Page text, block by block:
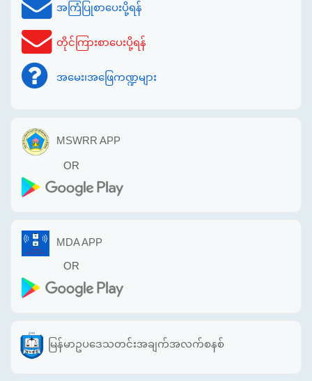
အကြံပြုစာပေးပို့ရန်
တိုင်ကြားစာပေးပို့ရန်
အမေး၊အဖြေကဏ္ဍများ
MSWRR APP
OR
MDA APP
OR
မြန်မာဥပဒေသတင်းအချက်အလက်စနစ်